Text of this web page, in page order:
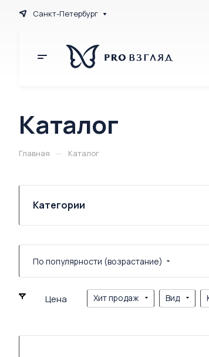
Санкт-Петербург
Каталог
Главная — Каталог
Категории
По популярности (возрастание)
Цена Хит продаж Вид